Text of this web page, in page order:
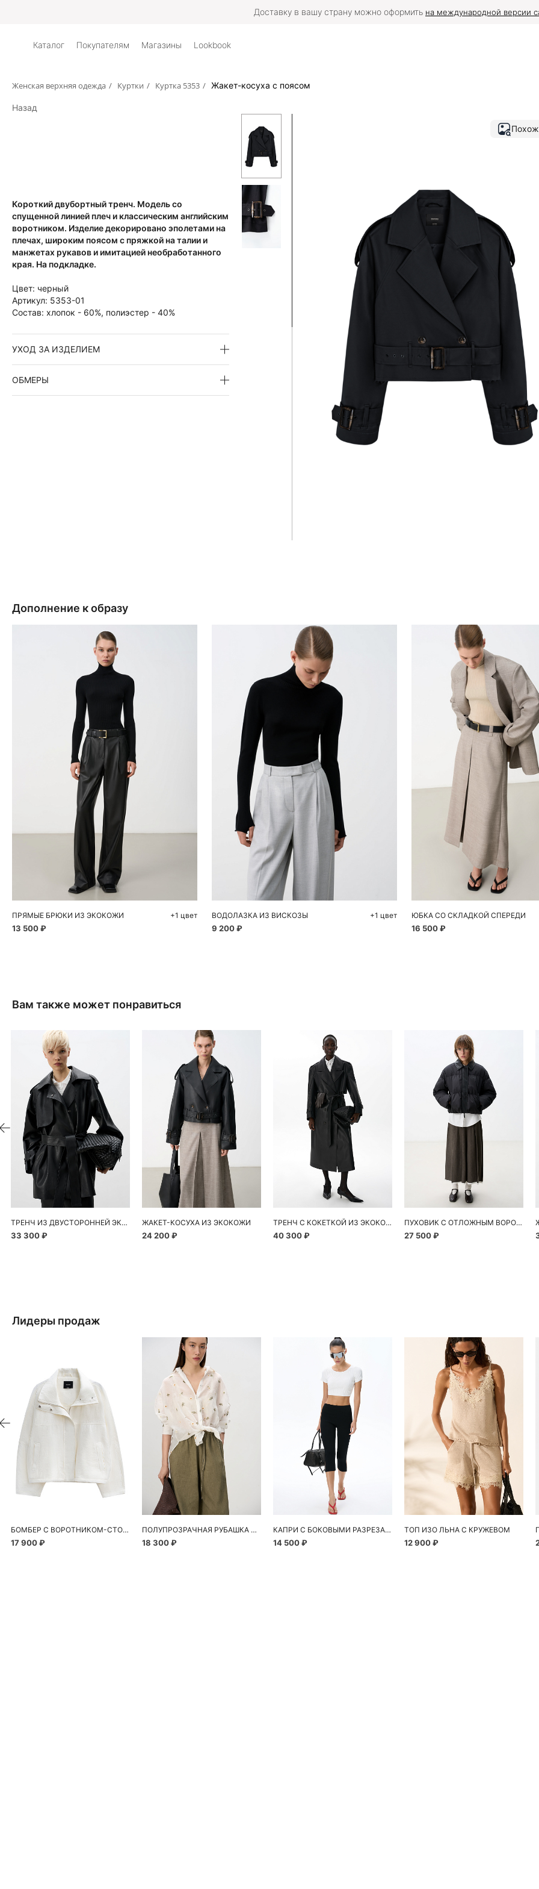
Доставку в вашу страну можно оформить на международной версии
Каталог Покупателям Магазины Lookbook
Женская верхняя одежда / Куртки / Куртка 5353 / Жакет-косуха с поясом
Назад
Короткий двубортный тренч. Модель со
спущенной линией плеч и классическим английским
воротником. Изделие декорировано эполетами на
плечах, широким поясом с пряжкой на талии и
манжетах рукавов и имитацией необработанного
края. На подкладке.
Цвет: черный
Артикул: 5353-01
Состав: хлопок - 60%, полиэстер - 40%
УХОД ЗА ИЗДЕЛИЕМ
ОБМЕРЫ
Дополнение к образу
Добавить в корзину
42 44
ПРЯМЫЕ БРЮКИ ИЗ ЭКОКОЖИ
13 500 ₽
+1 цвет
Добавить в корзину
S
ВОДОЛАЗКА ИЗ ВИСКОЗЫ
9 200 ₽
+1 цвет
Добавить в
44
ЮБКА СО СКЛАДКОЙ СПЕРЕДИ
16 500 ₽
Вам также может понравиться
ТРЕНЧ ИЗ ДВУСТОРОННЕЙ ЭКОКОЖИ
33 300 ₽
ЖАКЕТ-КОСУХА ИЗ ЭКОКОЖИ
24 200 ₽
ТРЕНЧ С КОКЕТКОЙ ИЗ ЭКОКОЖИ
40 300 ₽
ПУХОВИК С ОТЛОЖНЫМ ВОРОТНИКОМ ИЗ ЭКОКОЖИ
27 500 ₽
Лидеры продаж
БОМБЕР С ВОРОТНИКОМ-СТОЙКОЙ
17 900 ₽
ПОЛУПРОЗРАЧНАЯ РУБАШКА С РОМАШКАМИ
18 300 ₽
КАПРИ С БОКОВЫМИ РАЗРЕЗАМИ
14 500 ₽
ТОП ИЗО ЛЬНА С КРУЖЕВОМ
12 900 ₽